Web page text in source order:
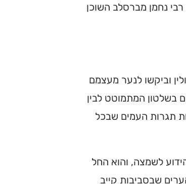
נחמן מברסלב השוכן
וביקשו לנער מעצמם
המתמוטט לבין
תגרות העמים שבכל
לשמצה, והוא החל
שבסביבות קייב